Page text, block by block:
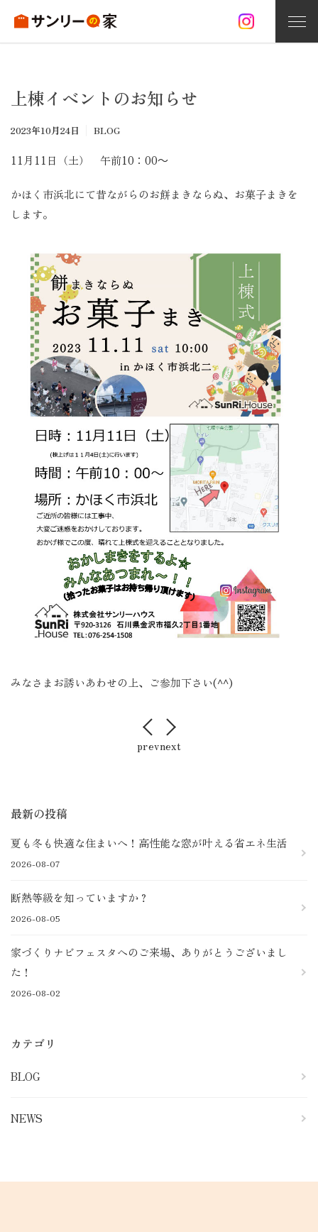
上棟イベントのお知らせ
2023年10月24日 BLOG
11月11日（土） 午前10：00～
かほく市浜北にて昔ながらのお餅まきならぬ、お菓子まきを
します。
みなさまお誘いあわせの上、ご参加下さい(^^)
prevnext
最新の投稿
夏も冬も快適な住まいへ！高性能な窓が叶える省エネ生活
2026-08-07
断熱等級を知っていますか？
2026-08-05
家づくりナビフェスタへのご来場、ありがとうございまし
た！
2026-08-02
カテゴリ
BLOG
NEWS
無料相談
資料請求
オープンハウス情報
分譲住宅
リフォーム
店舗案内
お客様の声
採用情報